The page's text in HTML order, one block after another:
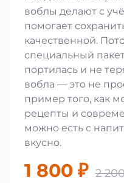
воблы делают с
помогает
качественной.
специальный
портилась и не
вобла — это не
пример того, как
рецепты и
можно есть с
вкусно.
1 800 ₽ 2